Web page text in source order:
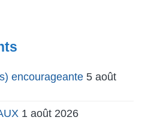
encourageante 5 août
1 août 2026